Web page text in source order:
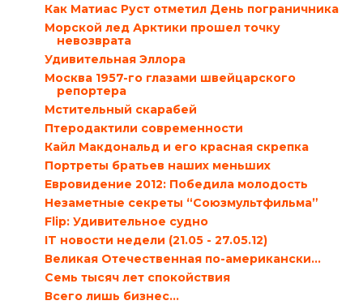
Как Матиас Руст отметил День пограничника
Морской лед Арктики прошел точку
невозврата
Удивительная Эллора
Москва 1957-го глазами швейцарского
репортера
Мстительный скарабей
Птеродактили современности
Кайл Макдональд и его красная скрепка
Портреты братьев наших меньших
Евровидение 2012: Победила молодость
Незаметные секреты “Союзмультфильма”
Flip: Удивительное судно
IT новости недели (21.05 - 27.05.12)
Великая Отечественная по-американски…
Семь тысяч лет спокойствия
Всего лишь бизнес…